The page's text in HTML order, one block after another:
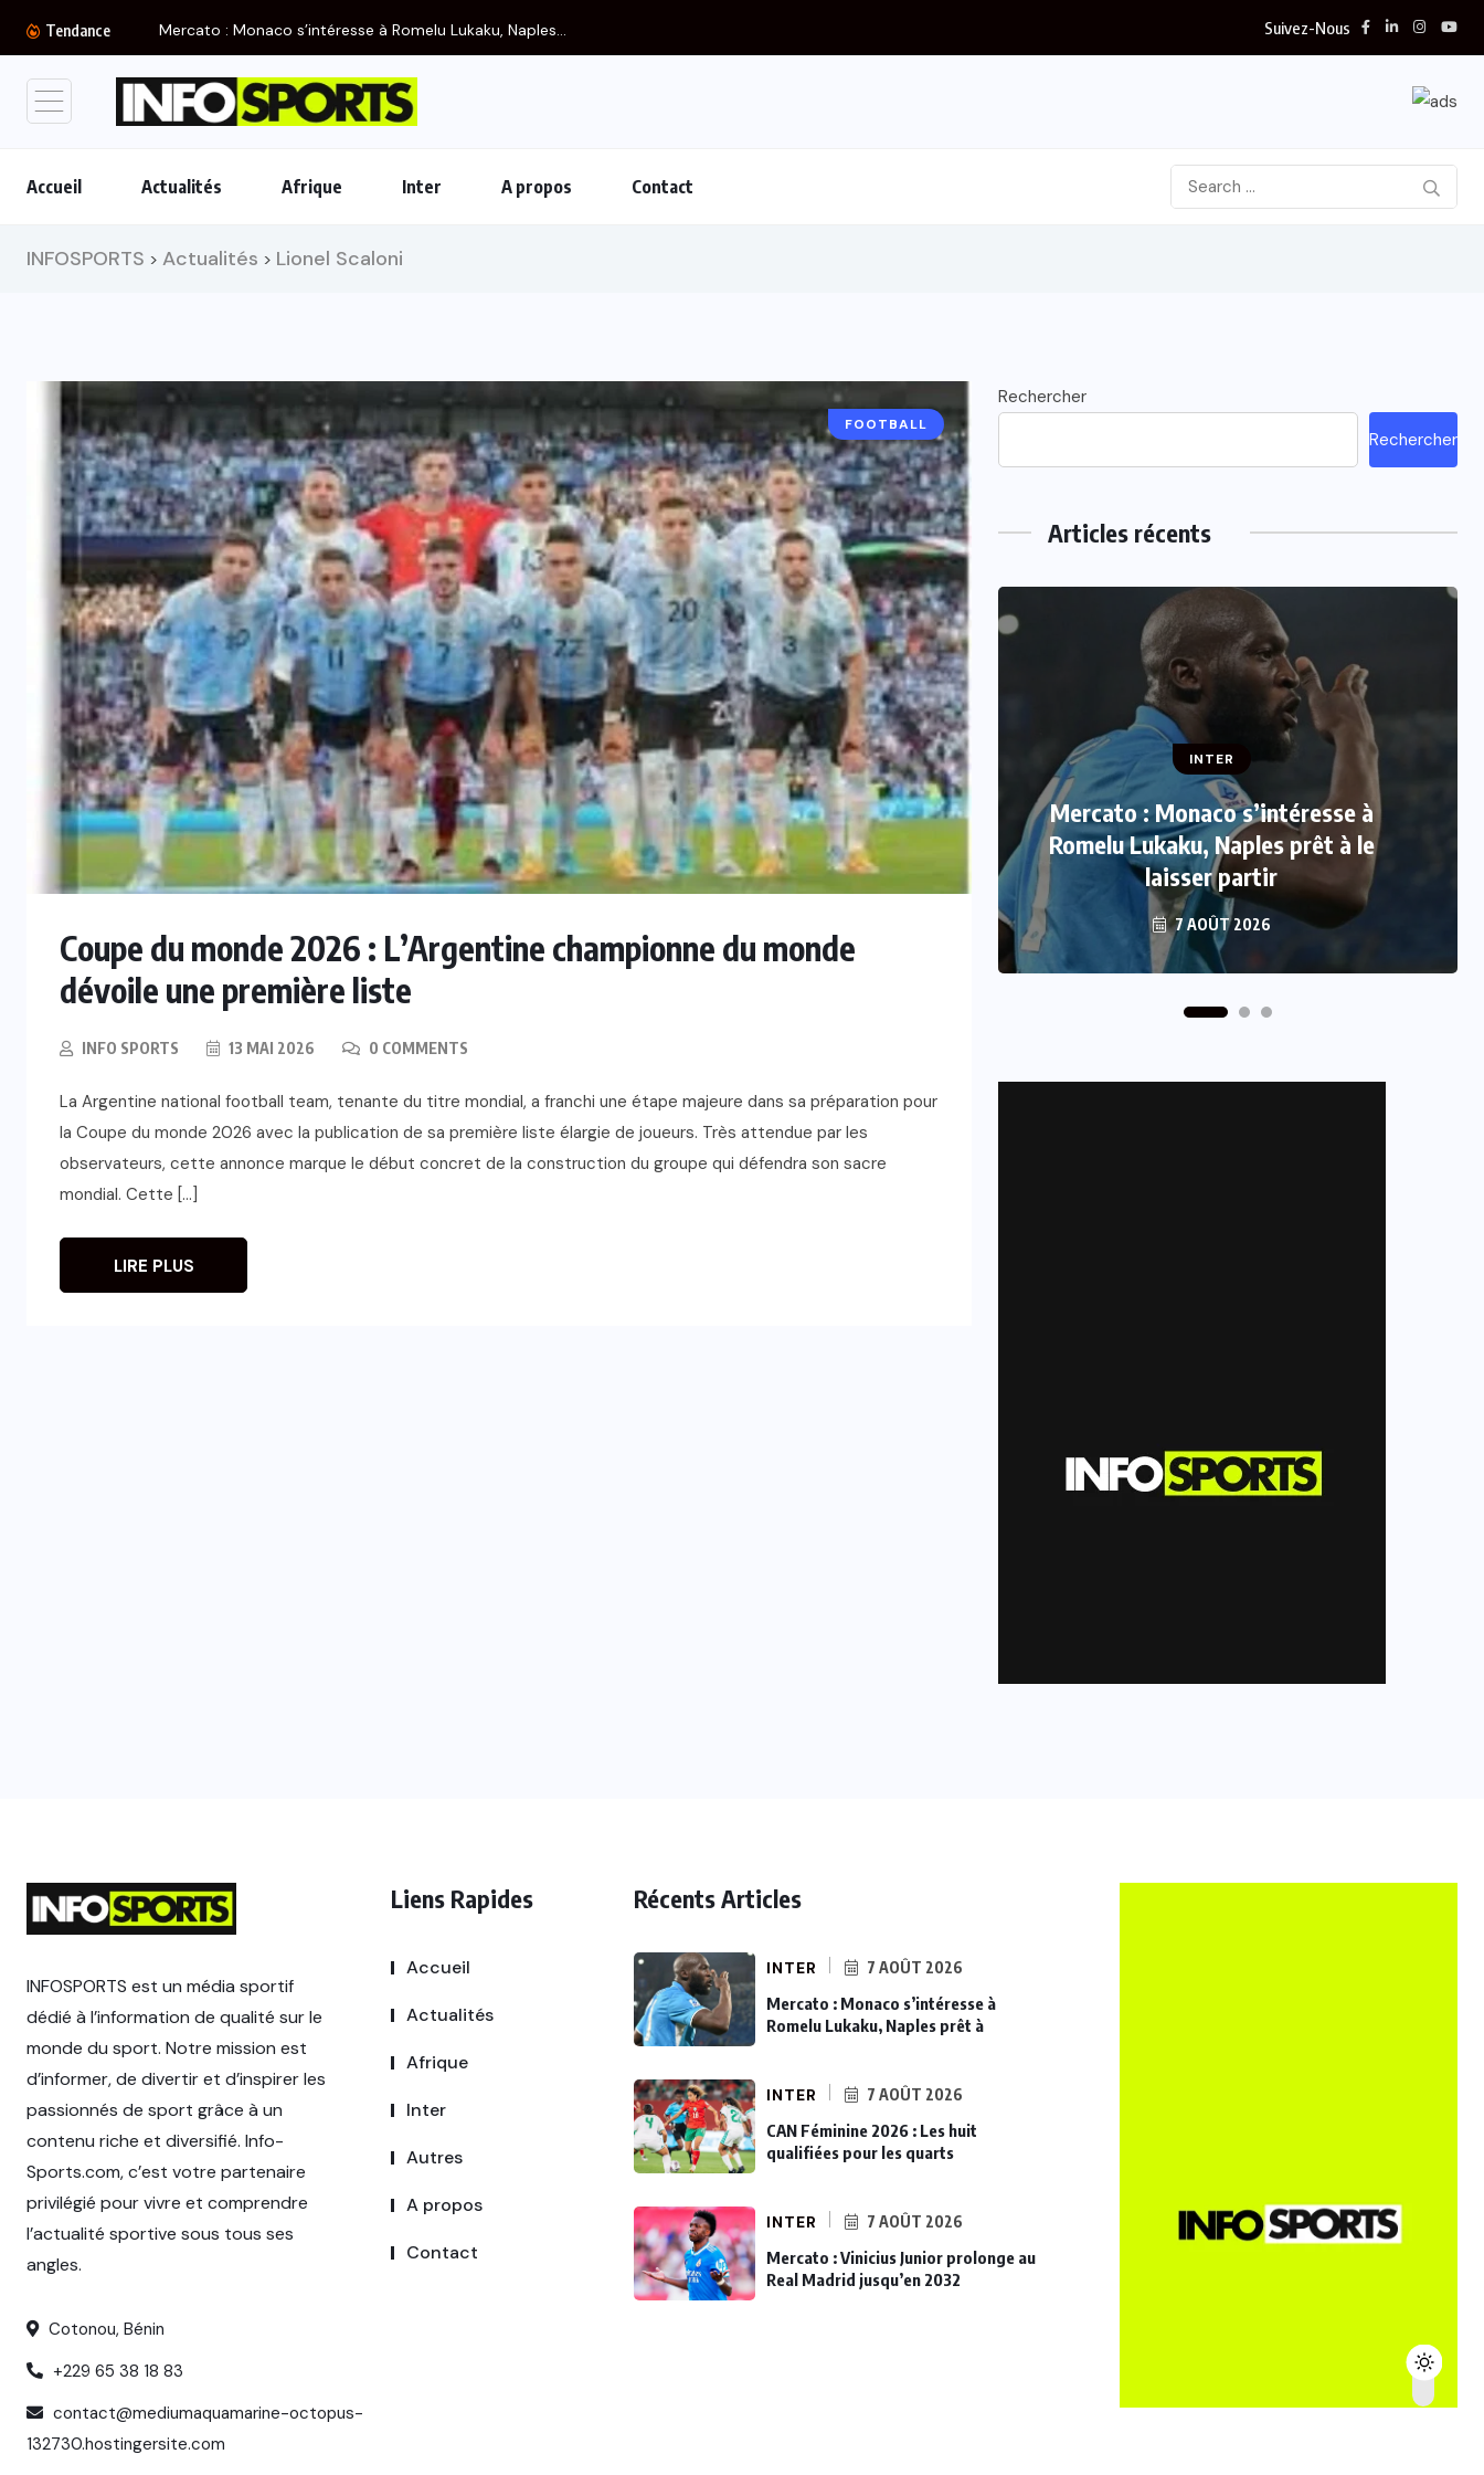
Tendance Mercato : Monaco s’intéresse à Romelu Lukaku, Naples... Suivez-Nous
Accueil Actualités Afrique Inter A propos Contact
INFOSPORTS > Actualités > Lionel Scaloni
FOOTBALL
Coupe du monde 2026 : L’Argentine championne du monde
dévoile une première liste
INFO SPORTS 13 MAI 2026 0 COMMENTS
La Argentine national football team, tenante du titre mondial, a franchi une étape majeure dans sa préparation pour
la Coupe du monde 2026 avec la publication de sa première liste élargie de joueurs. Très attendue par les
observateurs, cette annonce marque le début concret de la construction du groupe qui défendra son sacre
mondial. Cette […]
LIRE PLUS
Rechercher
Rechercher
Articles récents
INTER
Mercato : Vinicius Junior prolonge
au Real Madrid jusqu’en 2032
INTER
Mercato : Monaco s’intéresse à
Romelu Lukaku, Naples prêt à le
laisser partir
7 AOÛT 2026
INTER
CAN Féminine 2026 : Les huit
qualifiées pour les quarts de finale
sont connues
7 AOÛT 2026
INFOSPORTS est un média sportif
dédié à l’information de qualité sur le
monde du sport. Notre mission est
d’informer, de divertir et d’inspirer les
passionnés de sport grâce à un
contenu riche et diversifié. Info-
Sports.com, c’est votre partenaire
privilégié pour vivre et comprendre
l’actualité sportive sous tous ses
angles.
Cotonou, Bénin
+229 65 38 18 83
contact@mediumaquamarine-octopus-
132730.hostingersite.com
Liens Rapides
Accueil
Actualités
Afrique
Inter
Autres
A propos
Contact
Récents Articles
INTER 7 AOÛT 2026
Mercato : Monaco s’intéresse à
Romelu Lukaku, Naples prêt à
INTER 7 AOÛT 2026
CAN Féminine 2026 : Les huit
qualifiées pour les quarts
INTER 7 AOÛT 2026
Mercato : Vinicius Junior prolonge au
Real Madrid jusqu’en 2032